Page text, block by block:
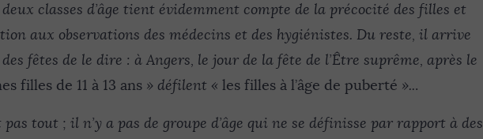
classes d’âge tient évidemment compte de la précocité des filles et
aux observations des médecins et des hygiénistes. Du reste, il arrive
fêtes de le dire : à Angers, le jour de la fête de l’Être suprême, après le
filles de 11 à 13 ans » défilent « les filles à l’âge de puberté »...
tout ; il n’y a pas de groupe d’âge qui ne se définisse par rapport à des